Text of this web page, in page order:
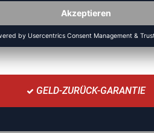
ZULETZT
GELD-ZURÜCK-GARANTIE